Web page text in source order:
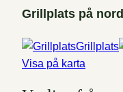
Grillplats på
Grillplats
Visa på karta